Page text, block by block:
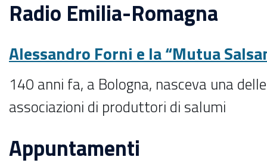
Radio Emilia-Romagna
Alessandro Forni e la “Mutua
140 anni fa, a Bologna, nasceva una
associazioni di produttori di salumi
Appuntamenti